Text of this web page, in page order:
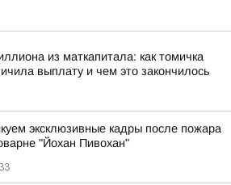
из маткапитала: как томичка
выплату и чем это закончилось
эксклюзивные кадры после пожара
"Йохан Пивохан"